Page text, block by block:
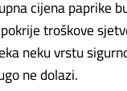
cijena paprike
troškove
neku vrstu
ne dolazi.